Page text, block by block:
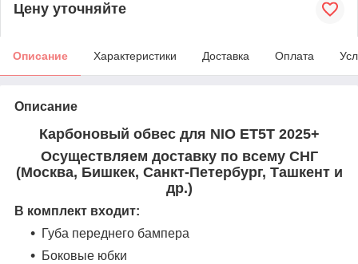
Цену уточняйте
Описание Характеристики Доставка Оплата
Описание
Карбоновый обвес для NIO ET5T 2025+
Осуществляем доставку по всему СНГ
(Москва, Бишкек, Санкт-Петербург, Ташкент и
др.)
В комплект входит:
Губа переднего бампера
Боковые юбки